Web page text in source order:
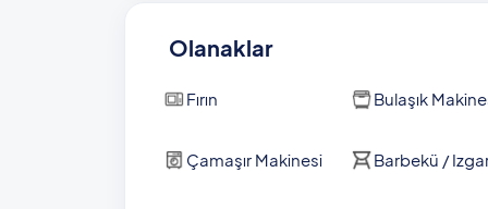
Olanaklar
Fırın Bulaşık
Çamaşır Makinesi Barbekü /